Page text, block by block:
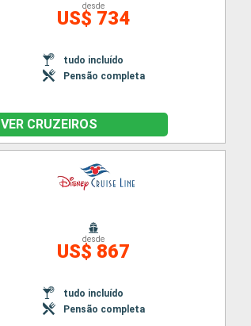
desde
US$ 734
tudo incluído
Pensão completa
VER CRUZEIROS
desde
US$ 867
tudo incluído
Pensão completa